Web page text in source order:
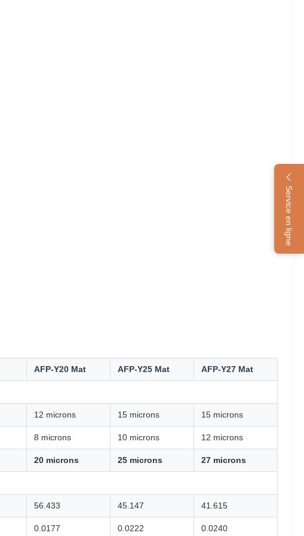
Service en ligne
AFP-Y20 Mat AFP-Y25 Mat AFP-Y27 Mat
12 microns 15 microns 15 microns
8 microns 10 microns 12 microns
20 microns 25 microns 27 microns
56.433 45.147 41.615
0.0177 0.0222 0.0240